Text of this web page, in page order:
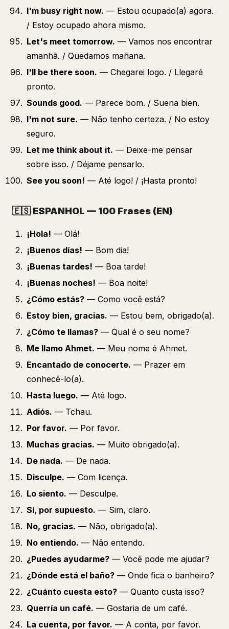
I'm busy right now. — Estou ocupado(a) agora.
/ Estoy ocupado ahora mismo.
Let's meet tomorrow. — Vamos nos encontrar
amanhã. / Quedamos mañana.
I'll be there soon. — Chegarei logo. / Llegaré
pronto.
Sounds good. — Parece bom. / Suena bien.
I'm not sure. — Não tenho certeza. / No estoy
seguro.
Let me think about it. — Deixe-me pensar
sobre isso. / Déjame pensarlo.
See you soon! — Até logo! / ¡Hasta pronto!
🇪🇸ESPANHOL — 100 Frases (EN)
¡Hola! — Olá!
¡Buenos días! — Bom dia!
¡Buenas tardes! — Boa tarde!
¡Buenas noches! — Boa noite!
¿Cómo estás? — Como você está?
Estoy bien, gracias. — Estou bem, obrigado(a).
¿Cómo te llamas? — Qual é o seu nome?
Me llamo Ahmet. — Meu nome é Ahmet.
Encantado de conocerte. — Prazer em
conhecê-lo(a).
Hasta luego. — Até logo.
Adiós. — Tchau.
Por favor. — Por favor.
Muchas gracias. — Muito obrigado(a).
De nada. — De nada.
Disculpe. — Com licença.
Lo siento. — Desculpe.
Sí, por supuesto. — Sim, claro.
No, gracias. — Não, obrigado(a).
No entiendo. — Não entendo.
¿Puedes ayudarme? — Você pode me ajudar?
¿Dónde está el baño? — Onde fica o banheiro?
¿Cuánto cuesta esto? — Quanto custa isso?
Querría un café. — Gostaria de um café.
La cuenta, por favor. — A conta, por favor.